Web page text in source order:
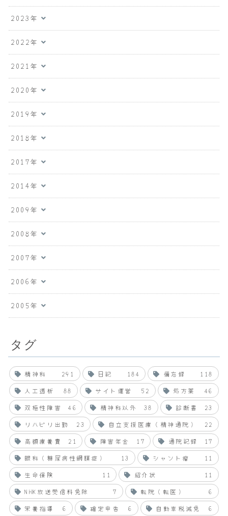
2023年
2022年
2021年
2020年
2019年
2018年
2017年
2014年
2009年
2008年
2007年
2006年
2005年
タグ
精神科 291 日記 184 備忘録
118
人工透析
88 サイト運営 52 処方薬
46
双極性障害
46 精神科以外 38 診断書
23
リハビリ出勤
23 自立支援医療（精神通院）
22
高額療養費
21 障害年金 17 通院記録
17
眼科（糖尿病性網膜症）
13 シャント瘤
11
生命保険
11 紹介状
11
NHK放送受信料免除
7 転院（転医）
6
栄養指導
6 確定申告 6 自動車税減免 6